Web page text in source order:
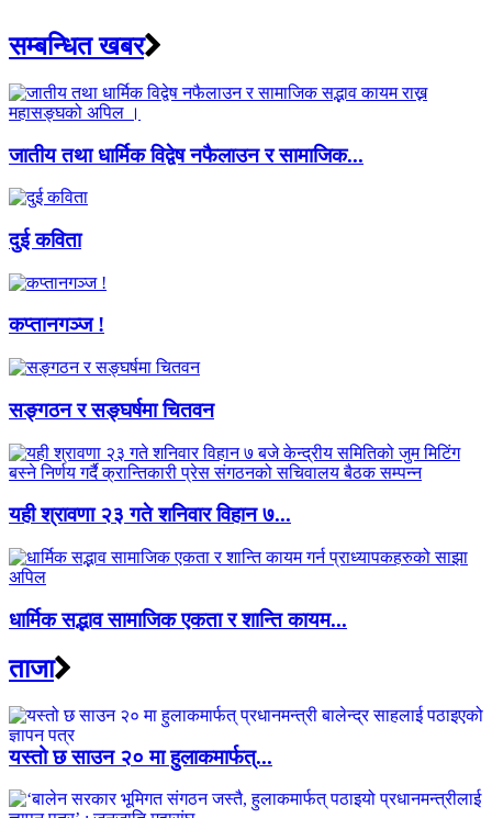
सम्बन्धित खबर
जातीय तथा धार्मिक विद्वेष नफैलाउन र सामाजिक...
दुई कविता
कप्तानगञ्ज !
सङ्गठन र सङ्घर्षमा चितवन
यही श्रावणा २३ गते शनिवार विहान ७...
धार्मिक सद्भाव सामाजिक एकता र शान्ति कायम...
ताजा
यस्तो छ साउन २० मा हुलाकमार्फत्...